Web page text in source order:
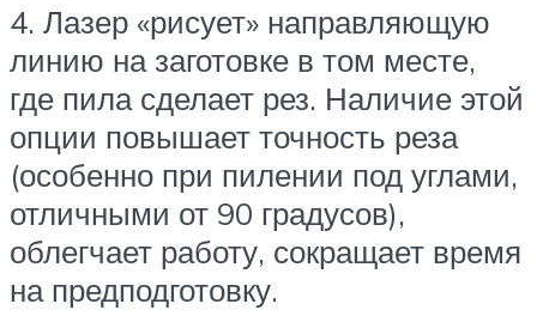
4. Лазер «рисует» направляющую
линию на заготовке в том месте,
где пила сделает рез. Наличие этой
опции повышает точность реза
(особенно при пилении под углами,
отличными от 90 градусов),
облегчает работу, сокращает время
на предподготовку.